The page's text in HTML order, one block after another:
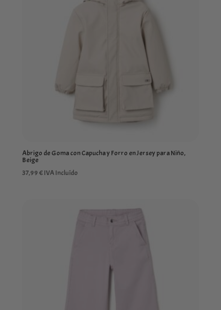
Abrigo de Goma con Capucha y Forro en Jersey para Niño,
Beige
37,99€IVA Incluído